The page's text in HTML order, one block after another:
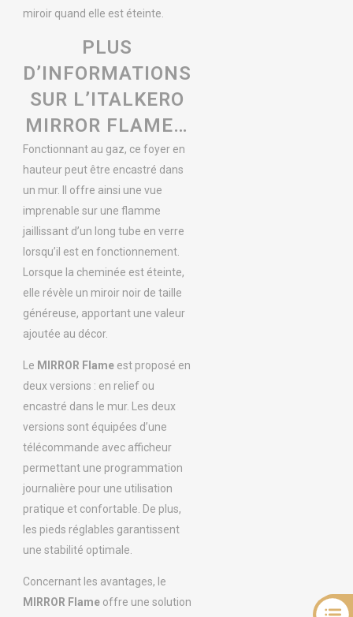
miroir quand elle est éteinte.
PLUS
D’INFORMATIONS
SUR L’ITALKERO
MIRROR FLAME…
Fonctionnant au gaz, ce foyer en
hauteur peut être encastré dans
un mur. Il offre ainsi une vue
imprenable sur une flamme
jaillissant d’un long tube en verre
lorsqu’il est en fonctionnement.
Lorsque la cheminée est éteinte,
elle révèle un miroir noir de taille
généreuse, apportant une valeur
ajoutée au décor.
Le MIRROR Flameest proposé en
deux versions : en relief ou
encastré dans le mur. Les deux
versions sont équipées d’une
télécommande avec afficheur
permettant une programmation
journalière pour une utilisation
pratique et confortable. De plus,
les pieds réglables garantissent
une stabilité optimale.
Concernant les avantages, le
MIRROR Flameoffre une solution